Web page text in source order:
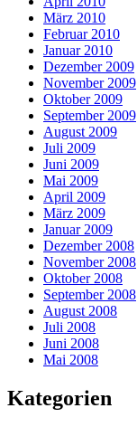
März 2010
Februar 2010
Januar 2010
Dezember 2009
November 2009
Oktober 2009
September 2009
August 2009
Juli 2009
Juni 2009
Mai 2009
April 2009
März 2009
Januar 2009
Dezember 2008
November 2008
Oktober 2008
September 2008
August 2008
Juli 2008
Juni 2008
Mai 2008
Kategorien